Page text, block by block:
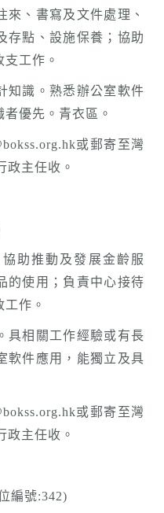
來、書寫及文件處理、
存點、設施保養；協助
工作。
知識。熟悉辦公室軟件
優先。青衣區。
或郵寄至灣
政主任收。
助推動及發展金齡服
的使用；負責中心接待
作。
具相關工作經驗或有長
軟件應用，能獨立及具
或郵寄至灣
政主任收。
編號:342)